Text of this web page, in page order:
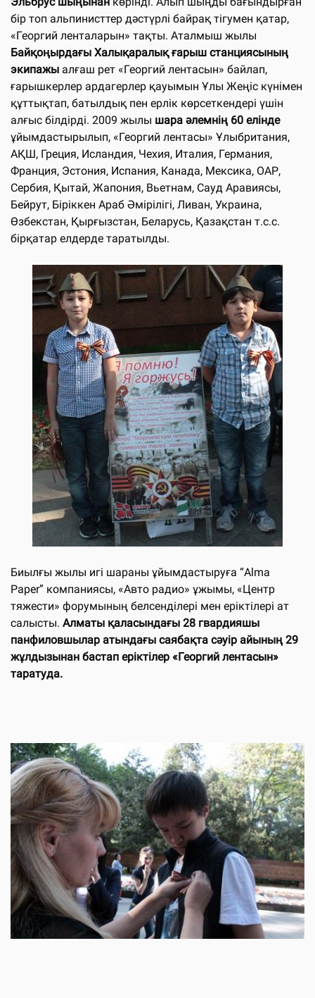
бір топ альпинисттер дәстүрлі байрақ тігумен қатар,
«Георгий ленталарын» тақты. Аталмыш жылы
Байқоңырдағы Халықаралық ғарыш станциясының
экипажы алғаш рет «Георгий лентасын» байлап,
ғарышкерлер ардагерлер қауымын Ұлы Жеңіс күнімен
құттықтап, батылдық пен ерлік көрсеткендері үшін
алғыс білдірді. 2009 жылы шара әлемнің 60 елінде
ұйымдастырылып, «Георгий лентасы» Ұлыбритания,
АҚШ, Греция, Исландия, Чехия, Италия, Германия,
Франция, Эстония, Испания, Канада, Мексика, ОАР,
Сербия, Қытай, Жапония, Вьетнам, Сауд Аравиясы,
Бейрут, Біріккен Араб Әмірілігі, Ливан, Украина,
Өзбекстан, Қырғызстан, Беларусь, Қазақстан т.с.с.
бірқатар елдерде таратылды.
Биылғы жылы игі шараны ұйымдастыруға “Alma
Paper” компаниясы, «Авто радио» ұжымы, «Центр
тяжести» форумының белсенділері мен еріктілері ат
салысты. Алматы қаласындағы 28 гвардияшы
панфиловшылар атындағы саябақта сәуір айының 29
жұлдызынан бастап еріктілер «Георгий лентасын»
таратуда.